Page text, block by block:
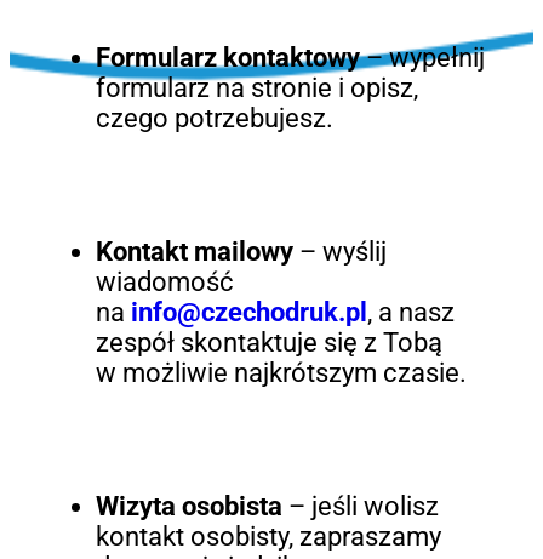
Formularz kontaktowy– wypełnij
formularz na stronie i opisz,
czego potrzebujesz.
Kontakt mailowy– wyślij
wiadomość
na info@czechodruk.pl , a nasz
zespół skontaktuje się z Tobą
w możliwie najkrótszym czasie.
Wizyta osobista – jeśli wolisz
kontakt osobisty, zapraszamy